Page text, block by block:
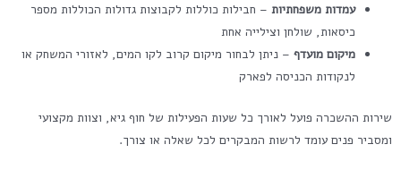
עמדות משפחתיות – חבילות כוללות לקבוצות גדולות הכוללות מספר
כיסאות, שולחן וצילייה אחת
מיקום מועדף – ניתן לבחור מיקום קרוב לקו המים, לאזורי המשחק או
לנקודות הכניסה לפארק
שירות ההשכרה פועל לאורך כל שעות הפעילות של חוף גיא, וצוות מקצועי
ומסביר פנים עומד לרשות המבקרים לכל שאלה או צורך.